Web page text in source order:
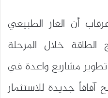
أن الغاز الطبيعي
خلال المرحلة
تطوير مشاريع واعدة في
آفاقاً جديدة للاستثمار